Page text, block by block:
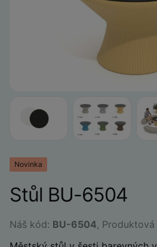
Novinka
Stůl BU-6504
Náš kód: BU-6504, Produktová